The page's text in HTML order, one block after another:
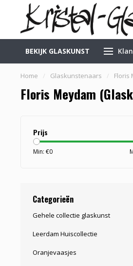
BEKIJK GLASKUNST
in Leerdam Gratis Veilig
Home / Glaskunstenaars / Floris
Floris Meydam
Prijs
Min: €0
Categorieën
Gehele collectie glaskunst
Leerdam Huiscollectie
Oranjevaasjes